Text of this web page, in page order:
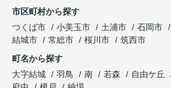
市区町村から探す
つくば市
小美玉市 土浦市 石岡市
結城市
常総市 桜川市
筑西市
町名から探す
大字結城
羽鳥 南 若森 自由ケ丘